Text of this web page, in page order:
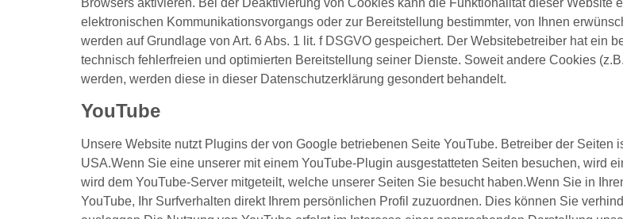
Browsers aktivieren. Bei der Deaktivierung von Cookies kann die Funktionalität dieser Website
elektronischen Kommunikationsvorgangs oder zur Bereitstellung bestimmter, von Ihnen
werden auf Grundlage von Art. 6 Abs. 1 lit. f DSGVO gespeichert. Der Websitebetreiber hat ein
technisch fehlerfreien und optimierten Bereitstellung seiner Dienste. Soweit andere Cookies
werden, werden diese in dieser Datenschutzerklärung gesondert behandelt.
YouTube
Unsere Website nutzt Plugins der von Google betriebenen Seite YouTube. Betreiber der Seiten
USA.Wenn Sie eine unserer mit einem YouTube-Plugin ausgestatteten Seiten besuchen, wird
wird dem YouTube-Server mitgeteilt, welche unserer Seiten Sie besucht haben.Wenn Sie in
YouTube, Ihr Surfverhalten direkt Ihrem persönlichen Profil zuzuordnen. Dies können Sie